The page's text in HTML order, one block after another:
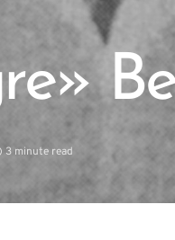
3 minute read